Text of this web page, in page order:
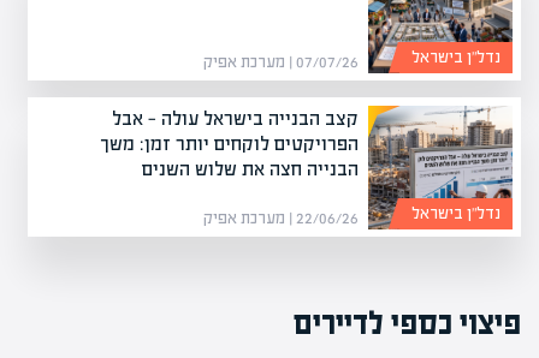
07/07/26 | מערכת אפיק נדל”ן בישראל
קצב הבנייה בישראל עולה — אבל
הפרויקטים לוקחים יותר זמן: משך
הבנייה חצה את שלוש השנים
22/06/26 | מערכת אפיק נדל”ן בישראל
פיצוי כספי לדיירים